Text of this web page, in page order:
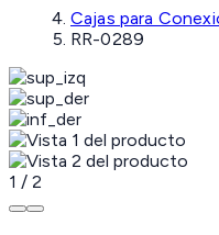
Cajas para
RR-0289
1 / 2